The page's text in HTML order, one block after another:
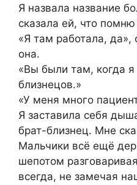
Я назвала название
сказала ей, что
«Я там работала, да»,
она.
«Вы были там, когда
близнецов.»
«У меня много
Я заставила себя
брат-близнец. Мне
Мальчики всё ещё
шепотом
всегда, не замечая